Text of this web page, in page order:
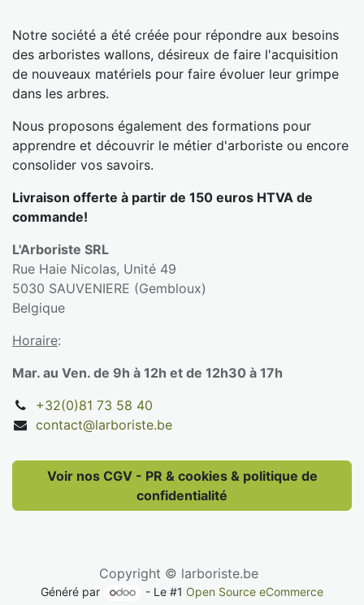
Notre société a été créée pour répondre aux besoins
des arboristes wallons, désireux de faire l'acquisition
de nouveaux matériels pour faire évoluer leur grimpe
dans les arbres.
Nous proposons également des formations pour
apprendre et découvrir le métier d'arboriste ou encore
consolider vos savoirs.
Livraison offerte à partir de 150 euros HTVA de
commande!
L'Arboriste SRL
Rue Haie Nicolas, Unité 49
5030 SAUVENIERE (Gembloux)
Belgique
Horaire:
Mar. au Ven. de 9h à 12h et de 12h30 à 17h
+32(0)81 73 58 40
contact@larboriste.be
Voir nos CGV - PR & cookies & politique de
confidentialité
Copyright © larboriste.be
Généré par - Le #1Open Source eCommerce